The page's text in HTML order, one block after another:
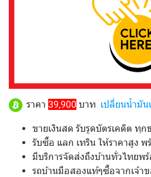
ราคา 39,900 บาท เปลี่ยนน้ำมัน
ขายเงินสด รับรูดบัตรเคดิต ทุก
รับซื้อ แลก เทริน ให้ราคาสูง
มีบริการจัดส่งถึงบ้านทั่วไทยพ
รถบ้านมือสองแท้ๆซื้อจากเจ้า